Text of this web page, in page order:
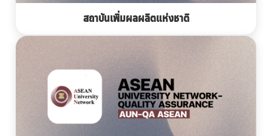
สถาบันเพิ่มผลผลิตแห่งชาติ